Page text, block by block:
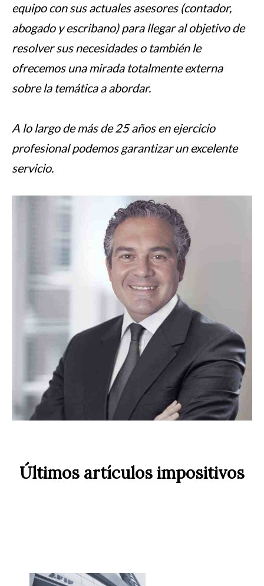
equipo con sus actuales asesores (contador,
abogado y escribano) para llegar al objetivo de
resolver sus necesidades o también le
ofrecemos una mirada totalmente externa
sobre la temática a abordar.
A lo largo de más de 25 años en ejercicio
profesional podemos garantizar un excelente
servicio.
Últimos artículos impositivos